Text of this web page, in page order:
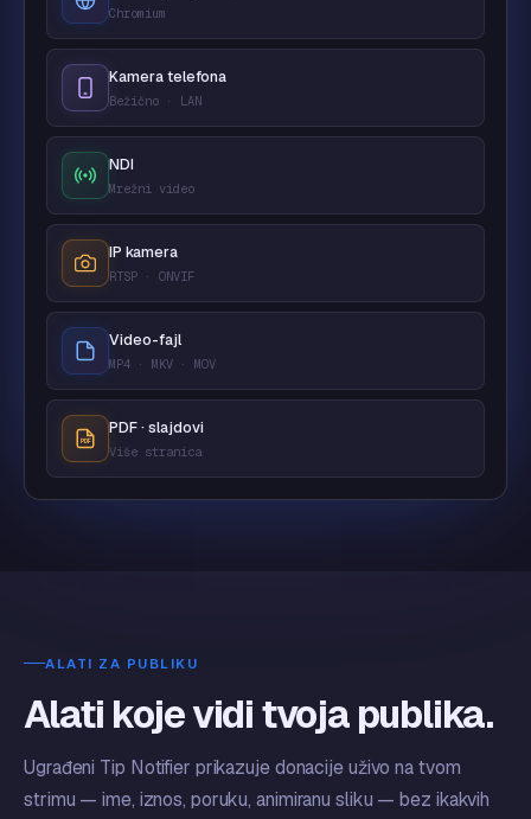
Chromium
Kamera telefona
Bežično · LAN
NDI
Mrežni video
IP kamera
RTSP · ONVIF
Video-fajl
MP4 · MKV · MOV
PDF · slajdovi
Više stranica
ALATI ZA PUBLIKU
Alati koje vidi tvoja publika.
Ugrađeni Tip Notifier prikazuje donacije uživo na tvom
strimu — ime, iznos, poruku, animiranu sliku — bez ikakvih